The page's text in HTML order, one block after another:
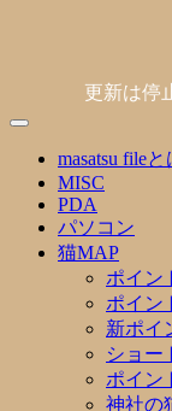
更新は停
masatsu fileと
MISC
PDA
パソコン
猫MAP
ポイン
ポイン
新ポイ
ショー
ポイン
神社の